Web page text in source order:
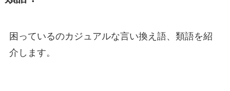
困っているのカジュアルな言い換え語、類語を紹
介します。